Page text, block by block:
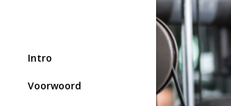
Intro
Voorwoord